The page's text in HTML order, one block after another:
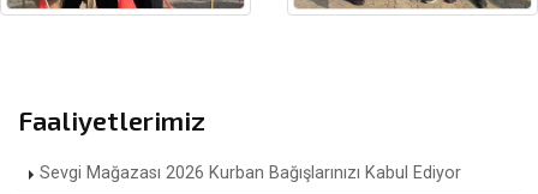
Faaliyetlerimiz
Sevgi Mağazası 2026 Kurban Bağışlarınızı Kabul Ediyor